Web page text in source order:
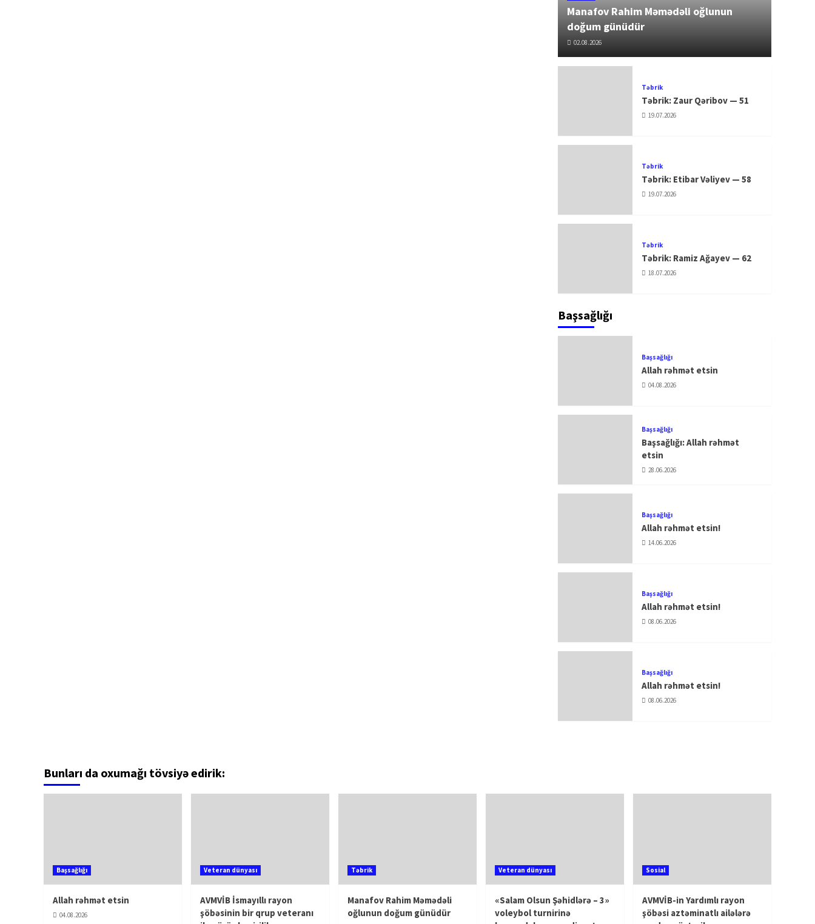
Manafov Rahim Məmədəli oğlunun
doğum günüdür
02.08.2026
Təbrik
Təbrik: Zaur Qəribov — 51
19.07.2026
Təbrik
Təbrik: Etibar Vəliyev — 58
19.07.2026
Təbrik
Təbrik: Ramiz Ağayev — 62
18.07.2026
Başsağlığı
Başsağlığı
Allah rəhmət etsin
04.08.2026
Başsağlığı
Başsağlığı: Allah rəhmət
etsin
28.06.2026
Başsağlığı
Allah rəhmət etsin!
14.06.2026
Başsağlığı
Allah rəhmət etsin!
08.06.2026
Başsağlığı
Allah rəhmət etsin!
08.06.2026
Bunları da oxumağı tövsiyə edirik:
Başsağlığı
Allah rəhmət etsin
04.08.2026
Veteran dünyası
AVMVİB İsmayıllı rayon
şöbəsinin bir qrup veteranı
Təbrik
Manafov Rahim Məmədəli
oğlunun doğum günüdür
Veteran dünyası
«Salam Olsun Şəhidlərə – 3»
voleybol turnirinə
Sosial
AVMVİB-in Yardımlı rayon
şöbəsi aztəminatlı ailələrə